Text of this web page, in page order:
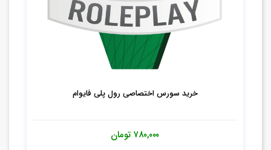
خرید سورس اختصاصی رول پلی فایوام
۷۸۰,۰۰۰ تومان